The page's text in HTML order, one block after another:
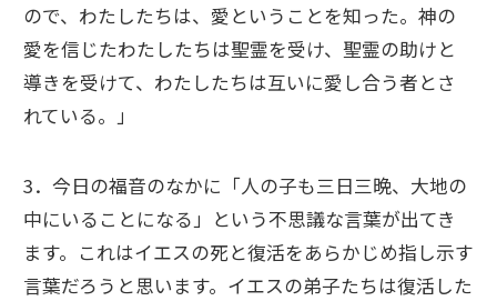
ので、わたしたちは、愛ということを知った。神の
愛を信じたわたしたちは聖霊を受け、聖霊の助けと
導きを受けて、わたしたちは互いに愛し合う者とさ
れている。」
3．今日の福音のなかに「人の子も三日三晩、大地の
中にいることになる」という不思議な言葉が出てき
ます。これはイエスの死と復活をあらかじめ指し示す
言葉だろうと思います。イエスの弟子たちは復活した